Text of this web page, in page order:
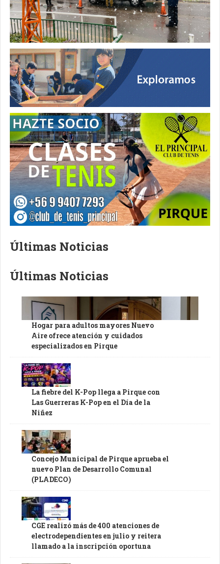
Últimas Noticias
Últimas Noticias
Hogar para adultos mayores Nuevo
Aire ofrece atención y cuidados
especializados en Pirque
La fiebre del K-Pop llega a Pirque con
Las Guerreras K-Pop en el Día de la
Niñez
Concejo Municipal de Pirque aprueba el
nuevo Plan de Desarrollo Comunal
(PLADECO)
CGE realizó más de 400 atenciones de
electrodependientes en julio y reitera
llamado a la inscripción oportuna